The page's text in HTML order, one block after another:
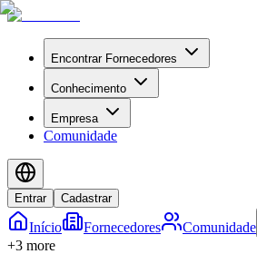
Encontrar Fornecedores
Conhecimento
Empresa
Comunidade
Entrar Cadastrar
Início Fornecedores Comunidade
+3 more